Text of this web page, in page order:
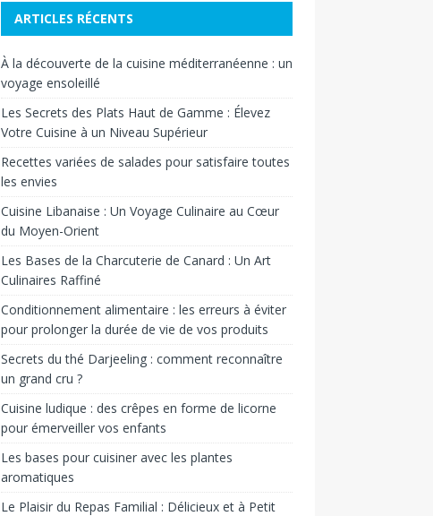
ARTICLES RÉCENTS
À la découverte de la cuisine méditerranéenne : un
voyage ensoleillé
Les Secrets des Plats Haut de Gamme : Élevez
Votre Cuisine à un Niveau Supérieur
Recettes variées de salades pour satisfaire toutes
les envies
Cuisine Libanaise : Un Voyage Culinaire au Cœur
du Moyen-Orient
Les Bases de la Charcuterie de Canard : Un Art
Culinaires Raffiné
Conditionnement alimentaire : les erreurs à éviter
pour prolonger la durée de vie de vos produits
Secrets du thé Darjeeling : comment reconnaître
un grand cru ?
Cuisine ludique : des crêpes en forme de licorne
pour émerveiller vos enfants
Les bases pour cuisiner avec les plantes
aromatiques
Le Plaisir du Repas Familial : Délicieux et à Petit